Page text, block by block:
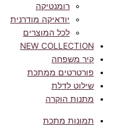
רומנטיקה
יודאיקה מודרנית
לכל המוצרים
NEW COLLECTION
קיר משפחה
פורטרטים ממתכת
שילוט לדלת
מתנות הוקרה
תמונות מתכת